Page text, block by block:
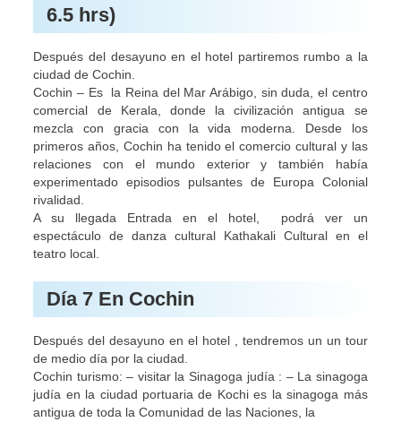
6.5 hrs)
Después del desayuno en el hotel partiremos rumbo a la
ciudad de Cochin.
Cochin – Es la Reina del Mar Arábigo, sin duda, el centro
comercial de Kerala, donde la civilización antigua se
mezcla con gracia con la vida moderna. Desde los
primeros años, Cochin ha tenido el comercio cultural y las
relaciones con el mundo exterior y también había
experimentado episodios pulsantes de Europa Colonial
rivalidad.
A su llegada Entrada en el hotel, podrá ver un
espectáculo de danza cultural Kathakali Cultural en el
teatro local.
Día 7 En Cochin
Después del desayuno en el hotel , tendremos un un tour
de medio día por la ciudad.
Cochin turismo: – visitar la Sinagoga judía : – La sinagoga
judía en la ciudad portuaria de Kochi es la sinagoga más
antigua de toda la Comunidad de las Naciones, la